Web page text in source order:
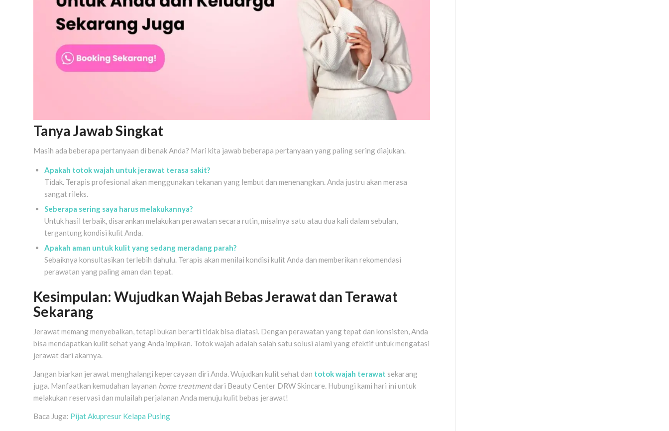
Tanya Jawab Singkat
Masih ada beberapa pertanyaan di benak Anda? Mari kita jawab beberapa pertanyaan yang paling sering diajukan.
Apakah totok wajah untuk jerawat terasa sakit?
Tidak. Terapis profesional akan menggunakan tekanan yang lembut dan menenangkan. Anda justru akan merasa
sangat rileks.
Seberapa sering saya harus melakukannya?
Untuk hasil terbaik, disarankan melakukan perawatan secara rutin, misalnya satu atau dua kali dalam sebulan,
tergantung kondisi kulit Anda.
Apakah aman untuk kulit yang sedang meradang parah?
Sebaiknya konsultasikan terlebih dahulu. Terapis akan menilai kondisi kulit Anda dan memberikan rekomendasi
perawatan yang paling aman dan tepat.
Kesimpulan: Wujudkan Wajah Bebas Jerawat dan Terawat
Sekarang
Jerawat memang menyebalkan, tetapi bukan berarti tidak bisa diatasi. Dengan perawatan yang tepat dan konsisten, Anda
bisa mendapatkan kulit sehat yang Anda impikan. Totok wajah adalah salah satu solusi alami yang efektif untuk mengatasi
jerawat dari akarnya.
Jangan biarkan jerawat menghalangi kepercayaan diri Anda. Wujudkan kulit sehat dan totok wajah terawat sekarang
juga. Manfaatkan kemudahan layanan home treatmentdari Beauty Center DRW Skincare. Hubungi kami hari ini untuk
melakukan reservasi dan mulailah perjalanan Anda menuju kulit bebas jerawat!
Baca Juga: Pijat Akupresur Kelapa Pusing